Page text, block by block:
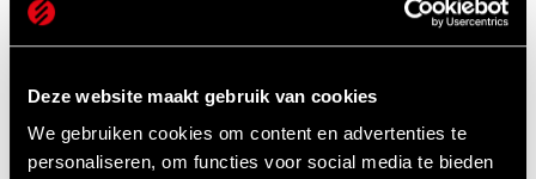
Deze website maakt gebruik van cookies
We gebruiken cookies om content en advertenties te
personaliseren, om functies voor social media te bieden
uw factuur. Indien het genoemde model niet
(meer) leverbaar is, dan behouden we ons het
recht voor om een vergelijkbaar alternatief te
leveren.
- De speaker kan op ieder gewenst adres in